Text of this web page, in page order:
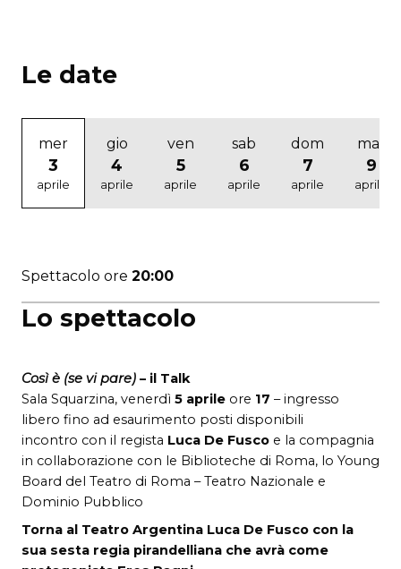
Lo spettacolo
Così è (se vi pare) – il Talk
Sala Squarzina, venerdì 5 aprile ore 17 – ingresso
libero fino ad esaurimento posti disponibili
incontro con il regista Luca De Fusco e la compagnia
in collaborazione con le Biblioteche di Roma, lo Young
Board del Teatro di Roma – Teatro Nazionale e
Dominio Pubblico
Torna al Teatro Argentina Luca De Fusco con la
sua sesta regia pirandelliana che avrà come
Le date
mer
3
aprile
gio
4
aprile
ven
5
aprile
sab
6
aprile
dom
7
aprile
mar
9
aprile
Spettacolo ore 20:00